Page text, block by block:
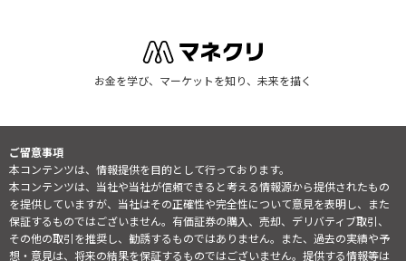
お金を学び、マーケットを知り、未来を描く
ご留意事項
本コンテンツは、情報提供を目的として行っております。
本コンテンツは、当社や当社が信頼できると考える情報源から提供されたもの
を提供していますが、当社はその正確性や完全性について意見を表明し、また
保証するものではございません。有価証券の購入、売却、デリバティブ取引、
その他の取引を推奨し、勧誘するものではありません。また、過去の実績や予
想・意見は、将来の結果を保証するものではございません。提供する情報等は